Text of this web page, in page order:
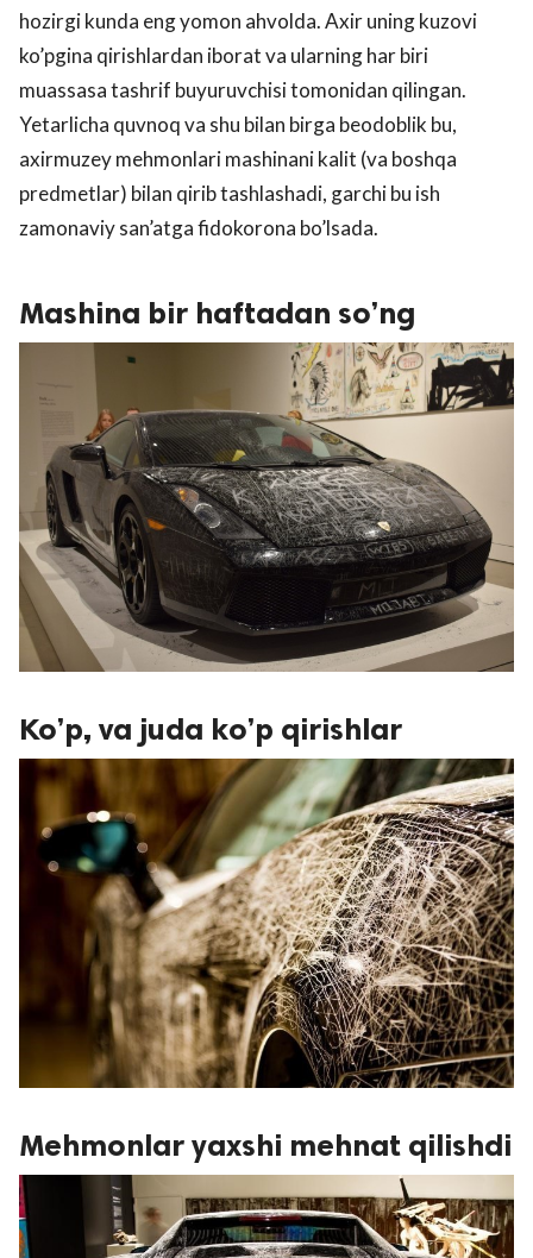
hozirgi kunda eng yomon ahvolda. Axir uning kuzovi
ko’pgina qirishlardan iborat va ularning har biri
muassasa tashrif buyuruvchisi tomonidan qilingan.
Yetarlicha quvnoq va shu bilan birga beodoblik bu,
axirmuzey mehmonlari mashinani kalit (va boshqa
predmetlar) bilan qirib tashlashadi, garchi bu ish
zamonaviy san’atga fidokorona bo’lsada.
Mashina bir haftadan so’ng
Ko’p, va juda ko’p qirishlar
Mehmonlar yaxshi mehnat qilishdi